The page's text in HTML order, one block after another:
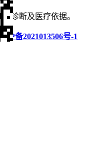
诊断及医疗依据。
备2021013506号-1